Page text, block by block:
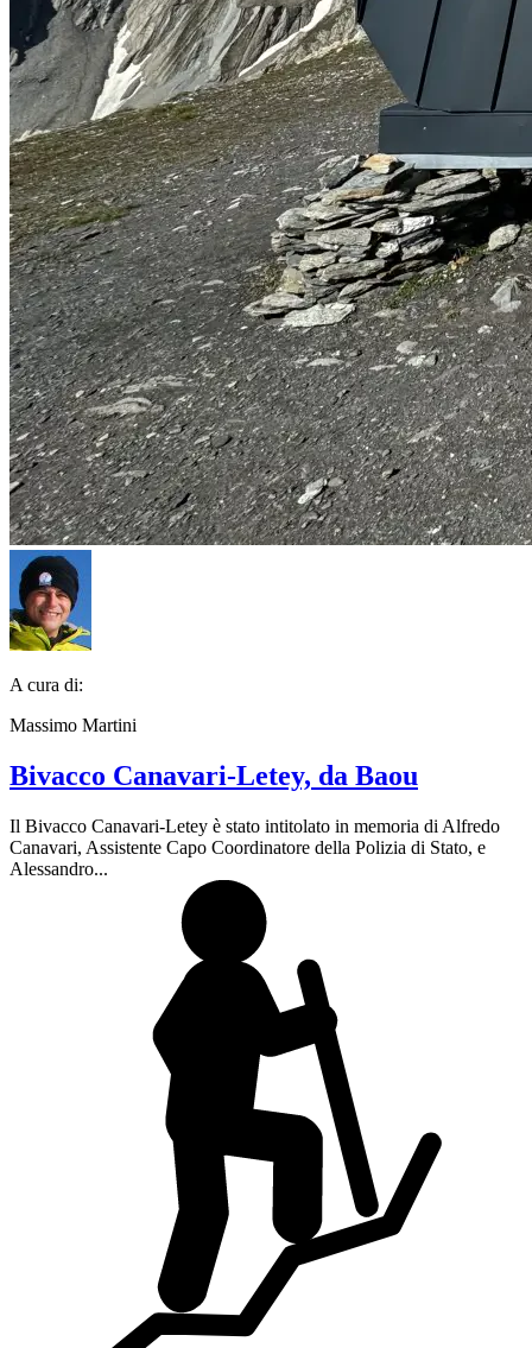
A cura di:
Massimo Martini
Bivacco Canavari-Letey, da Baou
Il Bivacco Canavari-Letey è stato intitolato in memoria di Alfredo
Canavari, Assistente Capo Coordinatore della Polizia di Stato, e
Alessandro...